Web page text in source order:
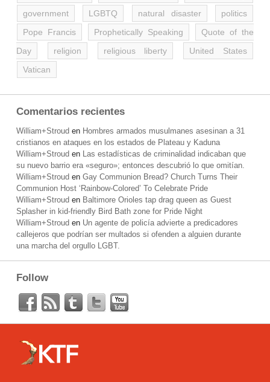
government
LGBTQ natural disaster
politics
Pope Francis
Prophetically Speaking
Quote of the
Day
religion religious liberty
United States
Vatican
Comentarios recientes
William+Stroud en Hombres armados musulmanes asesinan a 31
cristianos en ataques en los estados de Plateau y Kaduna
William+Stroud en Las estadísticas de criminalidad indicaban que
su nuevo barrio era «seguro»; entonces descubrió lo que omitían.
William+Stroud en Gay Communion Bread? Church Turns Their
Communion Host ‘Rainbow-Colored’ To Celebrate Pride
William+Stroud en Baltimore Orioles tap drag queen as Guest
Splasher in kid-friendly Bird Bath zone for Pride Night
William+Stroud en Un agente de policía advierte a predicadores
callejeros que podrían ser multados si ofenden a alguien durante
una marcha del orgullo LGBT.
Follow